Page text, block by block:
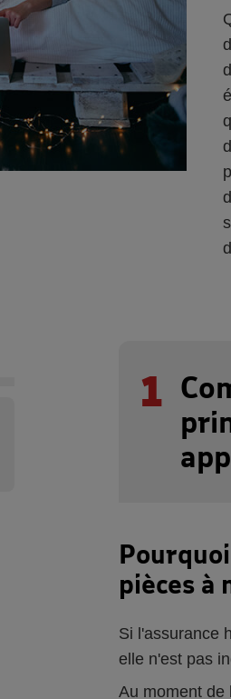
1
pièces à
Si l'assurance
elle n'est pas
Au moment de